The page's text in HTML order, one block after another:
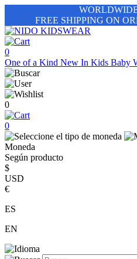
FREE SHIPPING ON
0
One of a Kind New In Kids Baby
0
0
Moneda
Según producto
$
USD
€
ES
EN